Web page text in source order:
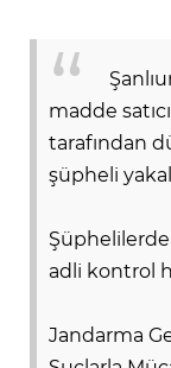
madde
tarafından
şüpheli
adli kontrol
Jandarma